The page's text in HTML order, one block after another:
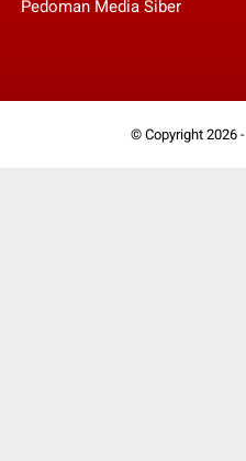
Pedoman Media Siber
© Copyright 2026 -